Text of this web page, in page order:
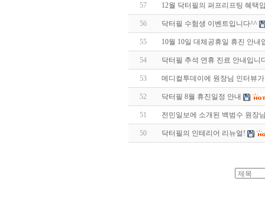
57 12월 닥터필의 퍼프리프팅 혜택
56 닥터필 수험생 이벤트입니다^^
55 10월 10일 대체공휴일 휴진 안내
54 닥터필 추석 연휴 진료 안내입니
53 메디컬투데이에 원장님 인터뷰
52 닥터필 8월 휴진일정 안내
51 전민일보에 소개된 백범수 원장
50 닥터필의 인테리어 리뉴얼!